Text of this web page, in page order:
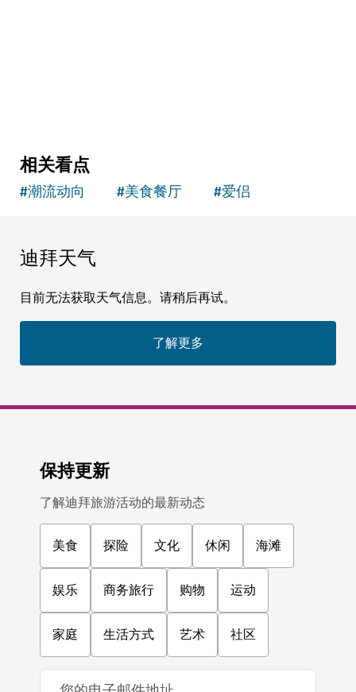
相关看点
#潮流动向 #美食餐厅 #爱侣
迪拜天气
目前无法获取天气信息。请稍后再试。
了解更多
保持更新
了解迪拜旅游活动的最新动态
美食 探险 文化 休闲 海滩
娱乐 商务旅行 购物 运动
家庭 生活方式 艺术 社区